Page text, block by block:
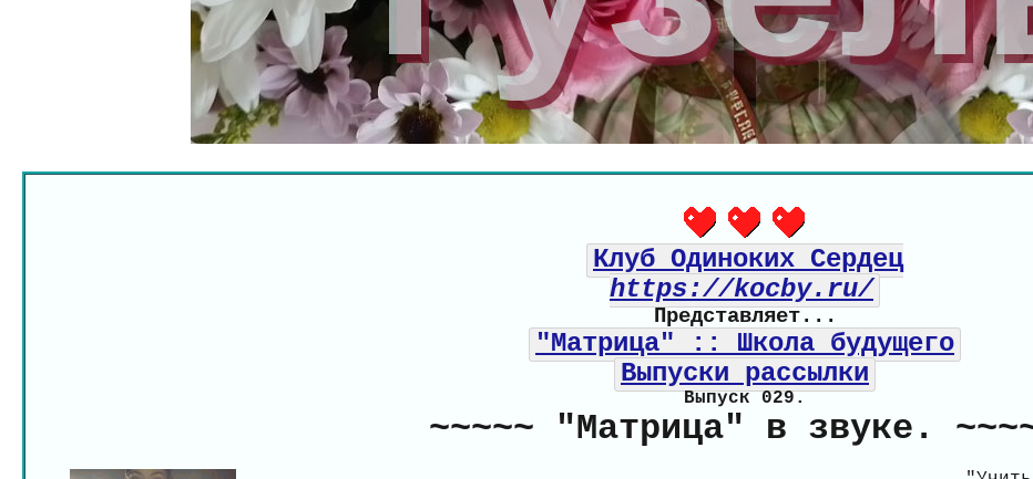
Клуб Одиноких Сердец
https://kocby.ru/
Представляет...
"Матрица" :: Школа будущего
Выпуски рассылки
Выпуск 029.
~~~~~ "Матрица" в звуке.